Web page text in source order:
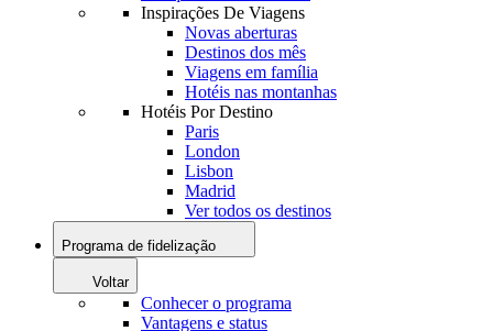
Inspirações De Viagens
Novas aberturas
Destinos dos mês
Viagens em família
Hotéis nas montanhas
Hotéis Por Destino
Paris
London
Lisbon
Madrid
Ver todos os destinos
Programa de fidelização
Voltar
Conhecer o programa
Vantagens e status